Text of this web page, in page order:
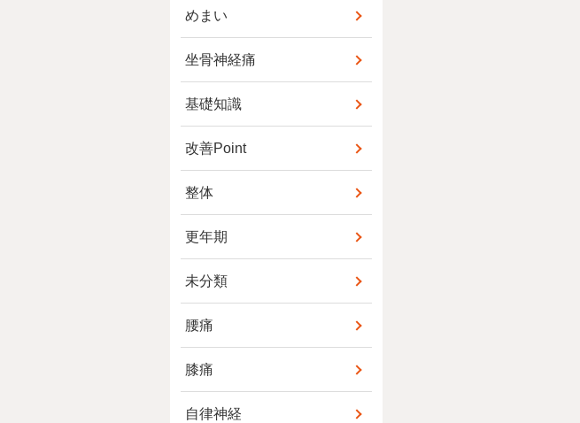
めまい
坐骨神経痛
基礎知識
改善Point
整体
更年期
未分類
腰痛
膝痛
自律神経